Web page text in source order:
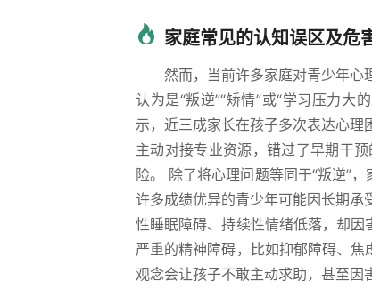
家庭常见的认知误区及危
然而，当前许多家庭对青少年
认为是“叛逆”“矫情”或“学习压力大
示，近三成家长在孩子多次表达心
主动对接专业资源，错过了早期干
险。 除了将心理问题等同于“叛逆”
许多成绩优异的青少年可能因长期
性睡眠障碍、持续性情绪低落，却因
严重的精神障碍，比如抑郁障碍、
观念会让孩子不敢主动求助，甚至因